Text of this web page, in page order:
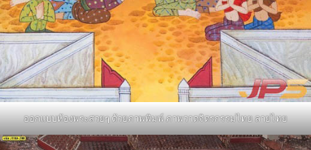
ออกแบบห้องพระสวยๆ ด้วยภาพพิมพ์ ภาพวาดจิตรกรรมไทย ลายไทย